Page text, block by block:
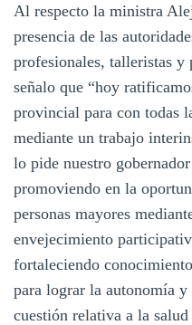
Al respecto la ministra
presencia de las
profesionales, talleristas y
señalo que “hoy
provincial para con todas
mediante un trabajo
lo pide nuestro
promoviendo en la
personas mayores
envejecimiento
fortaleciendo
para lograr la autonomía
cuestión relativa a la